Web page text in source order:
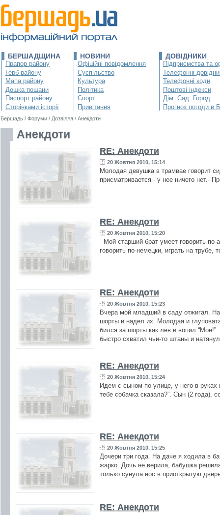
БЕРШАДЩИНА
Прапор району
Герб району
Мапа району
Дошка пошани
Паспорт району
Сторінками історії
НОВИНИ
Офіційні повідомлення
Суспільство
Культура
Політика
Спорт
Привітання
ДОВІДНИКИ
Підприємства та
Телефонні
Телефонні коди
Поштові індекси
Дім. Сад. Город.
Прогноз погоди в
Бершадь / Форуми / Дозвілля / Анекдоти
Анекдоти
RE: Анекдоти
20 Жовтня 2010, 15:14
Молодая девушка в трамвае говорит
присматривается - у нее ничего нет.-
RE: Анекдоти
20 Жовтня 2010, 15:20
- Мой старший брат умеет говорить по-
говорить по-немецки, играть на
RE: Анекдоти
20 Жовтня 2010, 15:23
Вчера мой младший в саду отжигал.
шорты и надел их. Молодая и
бился за шорты как лев и вопил
быстро схватил чьи-то штаны и
RE: Анекдоти
20 Жовтня 2010, 15:24
Идем с сыном по улице, у него в
тебе собачка сказала?”. Сын (2 года),
RE: Анекдоти
20 Жовтня 2010, 15:25
Дочери три года. На даче я ходила в
жарко. Дочь не верила, бабушка
только сунула нос в приоткрытую
RE: Анекдоти